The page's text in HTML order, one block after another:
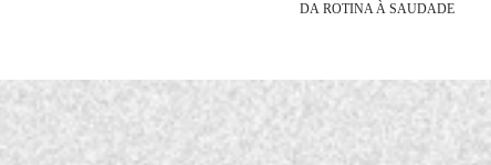
DA ROTINA À SAUDADE